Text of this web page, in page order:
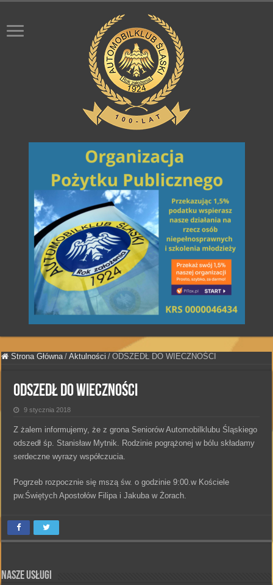
Strona Główna / Aktulności / ODSZEDŁ DO WIECZNOŚCI
ODSZEDŁ DO WIECZNOŚCI
9 stycznia 2018
Z żalem informujemy, że z grona Seniorów Automobilklubu Śląskiego
odszedł śp. Stanisław Mytnik. Rodzinie pogrążonej w bólu składamy
serdeczne wyrazy współczucia.
Pogrzeb rozpocznie się mszą św. o godzinie 9:00.w Kościele
pw.Świętych Apostołów Filipa i Jakuba w Żorach.
Nasze Usługi